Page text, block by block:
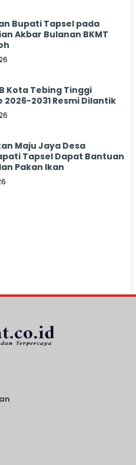
Bupati Tapsel pada
Akbar Bulanan BKMT
Kota Tebing Tinggi
2026-2031 Resmi Dilantik
Maju Jaya Desa
Tapsel Dapat Bantuan
Pakan Ikan